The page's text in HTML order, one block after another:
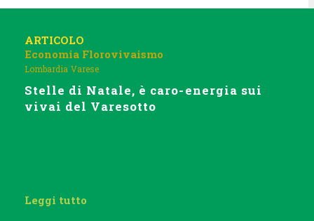
ARTICOLO
Economia Florovivaismo
Lombardia Varese
Stelle di Natale, è caro-energia sui
vivai del Varesotto
Leggi tutto